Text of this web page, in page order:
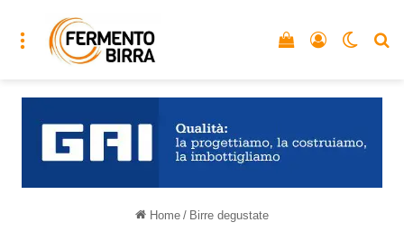
Menu Accedi
Vedi il carrello
Home / Birre degustate